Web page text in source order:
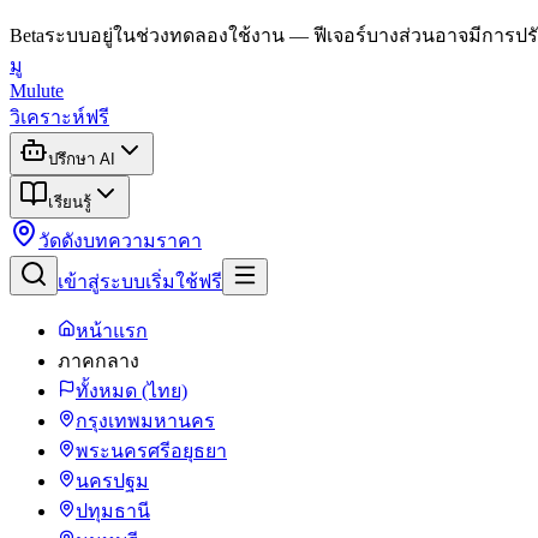
Betaระบบอยู่ในช่วงทดลองใช้งาน — ฟีเจอร์บางส่วนอาจมีการป
มู
Mulute
วิเคราะห์ฟรี
ปรึกษา AI
เรียนรู้
วัดดังบทความราคา
เข้าสู่ระบบเริ่มใช้ฟรี
หน้าแรก
ภาคกลาง
ทั้งหมด (ไทย)
กรุงเทพมหานคร
พระนครศรีอยุธยา
นครปฐม
ปทุมธานี